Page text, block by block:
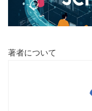
著者について